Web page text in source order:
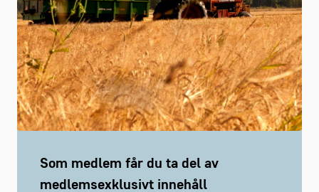
Som medlem får du ta del av
medlemsexklusivt innehåll